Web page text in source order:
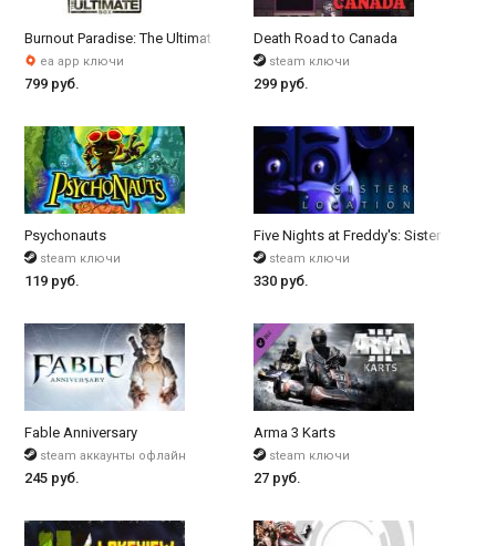
Burnout Paradise: The Ultimate Box
ea app ключи
799 руб.
Death Road to Canada
steam ключи
299 руб.
Psychonauts
steam ключи
119 руб.
Five Nights at Freddy's: Sister
steam ключи
330 руб.
Fable Anniversary
steam аккаунты офлайн
245 руб.
Arma 3 Karts
steam ключи
27 руб.